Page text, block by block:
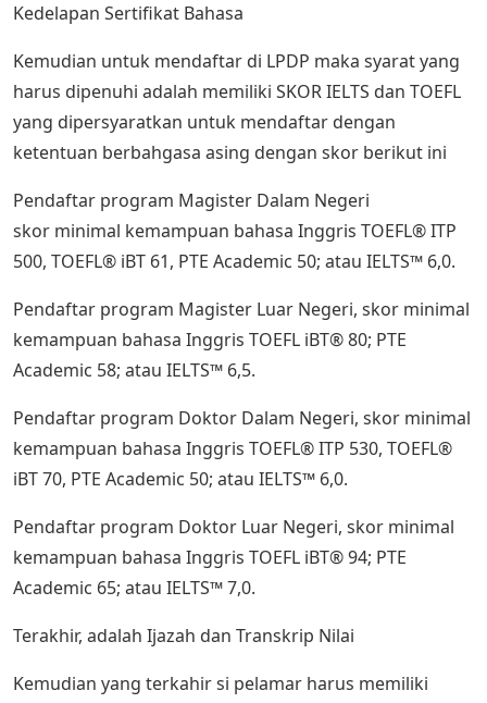
Kedelapan Sertifikat Bahasa
Kemudian untuk mendaftar di LPDP maka syarat yang
harus dipenuhi adalah memiliki SKOR IELTS dan TOEFL
yang dipersyaratkan untuk mendaftar dengan
ketentuan berbahgasa asing dengan skor berikut ini
Pendaftar program Magister Dalam Negeri
skor minimal kemampuan bahasa Inggris TOEFL® ITP
500, TOEFL® iBT 61, PTE Academic 50; atau IELTS™ 6,0.
Pendaftar program Magister Luar Negeri, skor minimal
kemampuan bahasa Inggris TOEFL iBT® 80; PTE
Academic 58; atau IELTS™ 6,5.
Pendaftar program Doktor Dalam Negeri, skor minimal
kemampuan bahasa Inggris TOEFL® ITP 530, TOEFL®
iBT 70, PTE Academic 50; atau IELTS™ 6,0.
Pendaftar program Doktor Luar Negeri, skor minimal
kemampuan bahasa Inggris TOEFL iBT® 94; PTE
Academic 65; atau IELTS™ 7,0.
Terakhir, adalah Ijazah dan Transkrip Nilai
Kemudian yang terkahir si pelamar harus memiliki